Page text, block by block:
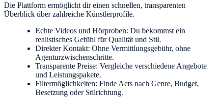
Die Plattform ermöglicht dir einen schnellen, transparenten
Überblick über zahlreiche Künstlerprofile.
Echte Videos und Hörproben: Du bekommst ein
realistisches Gefühl für Qualität und Stil.
Direkter Kontakt: Ohne Vermittlungsgebühr, ohne
Agenturzwischenschritte.
Transparente Preise: Vergleiche verschiedene Angebote
und Leistungspakete.
Filtermöglichkeiten: Finde Acts nach Genre, Budget,
Besetzung oder Stilrichtung.